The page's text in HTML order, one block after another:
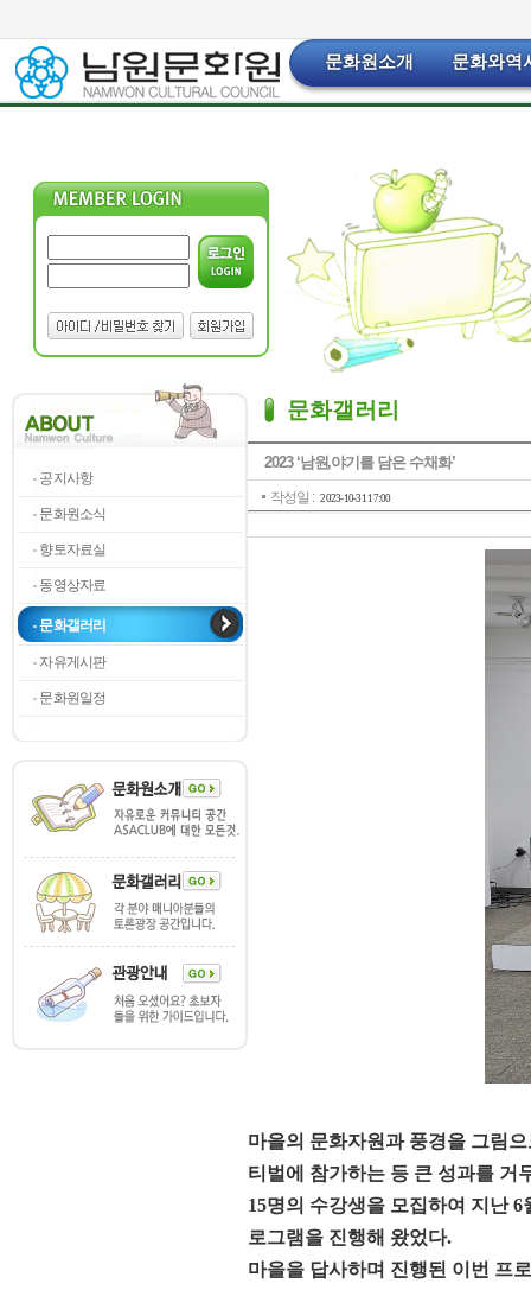
문화원소개 문화와역
공지사항
문화원소식
향토자료실
동영상자료
문화갤러리
자유게시판
문화원일정
문화갤러리
2023 ‘남원,야기를 담은 수채화’
작성일 : 2023-10-31 17:00
마을의 문화자원과 풍경을 그림
티벌에 참가하는 등 큰 성과를 거
15명의 수강생을 모집하여 지난6
로그램을 진행해 왔었다.
마을을 답사하며 진행된 이번 프